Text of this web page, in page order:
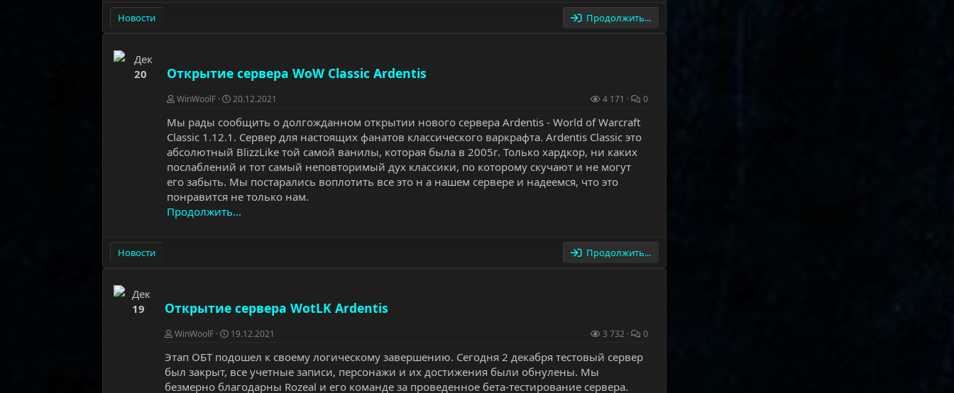
Новости Продолжить...
Дек
20
Открытие сервера WoW Classic Ardentis
WinWoolF 20.12.2021 4 171 0
Мы рады сообщить о долгожданном открытии нового сервера Ardentis - World of Warcraft
Classic 1.12.1. Сервер для настоящих фанатов классического варкрафта. Ardentis Classic это
абсолютный BlizzLike той самой ванилы, которая была в 2005г. Только хардкор, ни каких
послаблений и тот самый неповторимый дух классики, по которому скучают и не могут
его забыть. Мы постарались воплотить все это н а нашем сервере и надеемся, что это
понравится не только нам.
Продолжить...
Новости Продолжить...
Дек
19
Открытие сервера WotLK Ardentis
WinWoolF 19.12.2021 3 732 0
Этап ОБТ подошел к своему логическому завершению. Сегодня 2 декабря тестовый сервер
был закрыт, все учетные записи, персонажи и их достижения были обнулены. Мы
безмерно благодарны Rozeal и его команде за проведенное бета-тестирование сервера.